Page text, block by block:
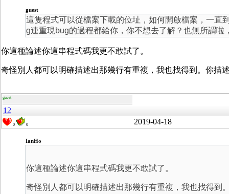
guest
這隻程式可以從檔案下載的位址，如何開啟檔案，一直
g連重現bug的過程都給你，你不想去了解？也無所謂
你這種論述你這串程式碼我更不敢試了。
奇怪別人都可以明確描述出那幾行有重複，我也找得到。你描
guest
12
0 0 2019-04-18
IanHo
你這種論述你這串程式碼我更不敢試了。
奇怪別人都可以明確描述出那幾行有重複，我也找得到